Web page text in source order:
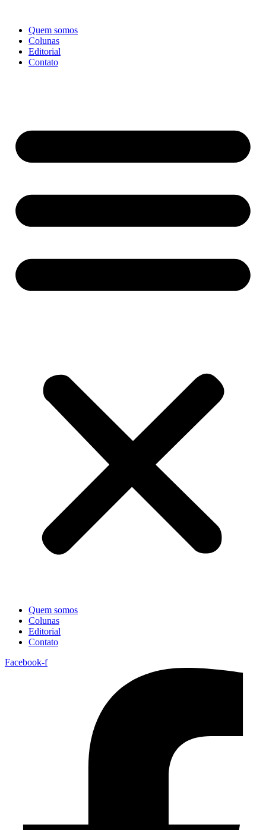
conteúdo
Quem somos
Colunas
Editorial
Contato
Quem somos
Colunas
Editorial
Contato
Facebook-f